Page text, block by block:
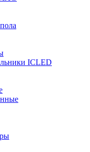
ICLED